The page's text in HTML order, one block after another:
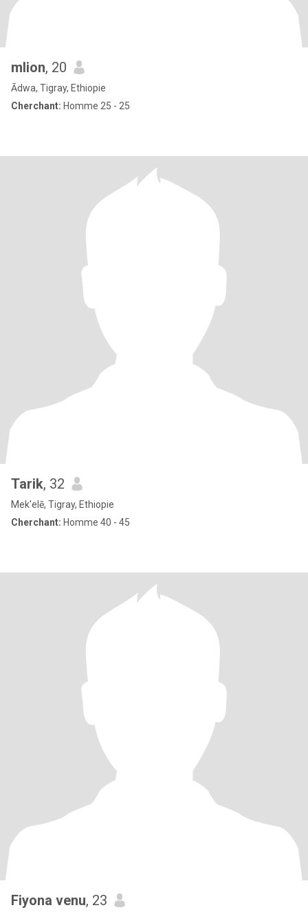
mlion, 20
Ādwa, Tigray, Ethiopie
Cherchant: Homme 25 - 25
Tarik, 32
Mek'elē, Tigray, Ethiopie
Cherchant: Homme 40 - 45
Fiyona venu, 23